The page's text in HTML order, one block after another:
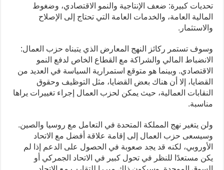
تحديات كبيرة: ضعف الإنتاجية والنمو الاقتصادي، وضغوط
المالية العامة، والخدمات العامة التي تحتاج إلى الإصلاح
والاستثمار.
وسوف تستمر ركائز النهج المعارض الذي يتبناه حزب العمال:
الانضباط المالي والشراكة مع القطاع الخاص لدفع النمو
الاقتصادي. وبينما هو متوقع استمرارية السياسة في العديد من
القضايا، إلا أن هناك بعض القضايا، مثل التوظيف وحقوق
النقابات العمالية، حيث يمكن لحزب العمال إجراء تغييرات يراها
مناسبة.
ولن يتغير نهج المملكة المتحدة في التعامل مع روسيا والصين.
وسيسعى حزب العمال إلى إقامة علاقة أفضل مع الاتحاد
الأوروبي، لكنه قد يجد صعوبة في الحصول على الدعم إذا لم
يكن مستعدًا للنظر في تحول كبير في الاتحاد الجمركي أو